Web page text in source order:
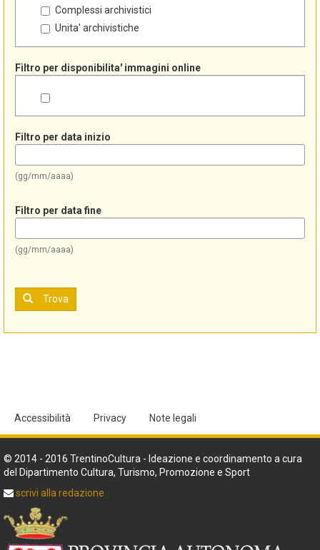
Complessi archivistici
Unita' archivistiche
Filtro per disponibilita' immagini online
Filtro per data inizio
(gg/mm/aaaa)
Filtro per data fine
(gg/mm/aaaa)
Trova
Accessibilità Privacy Note legali
© 2014 - 2016 TrentinoCultura - Ideazione e coordinamento a cura
del Dipartimento Cultura, Turismo, Promozione e Sport
scrivi alla redazione